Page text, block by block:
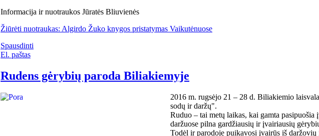
Informacija ir nuotraukos Jūratės Bliuvienės
Žiūrėti nuotraukas: Algirdo Žuko knygos pristatymas Vaikutėnuose
Spausdinti
El. paštas
Rudens gėrybių paroda Biliakiemyje
2016 m. rugsėjo 21 – 28 d. Biliakiemio
sodų ir daržų".
Ruduo – tai metų laikas, kai gamta
daržuose pilna gardžiausių ir įvairiausių
Todėl ir parodoje puikavosi įvairūs iš